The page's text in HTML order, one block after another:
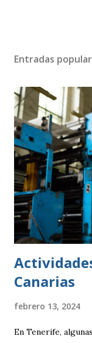
Entradas
Canarias
febrero 13, 2024
En Tenerife,